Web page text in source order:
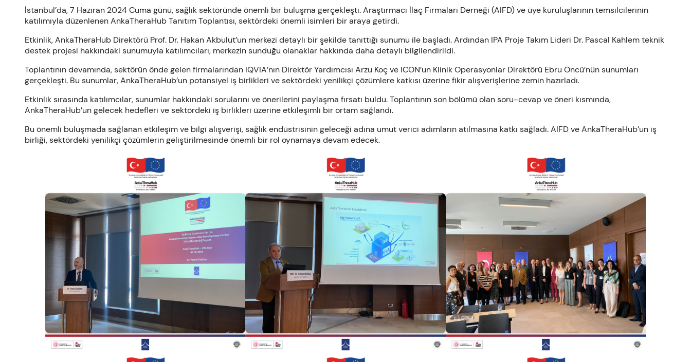
İstanbul’da, 7 Haziran 2024 Cuma günü, sağlık sektöründe önemli bir buluşma gerçekleşti. Araştırmacı İlaç Firmaları Derneği (AIFD) ve üye kuruluşlarının temsilcilerinin
katılımıyla düzenlenen AnkaTheraHub Tanıtım Toplantısı, sektördeki önemli isimleri bir araya getirdi.
Etkinlik, AnkaTheraHub Direktörü Prof. Dr. Hakan Akbulut’un merkezi detaylı bir şekilde tanıttığı sunumu ile başladı. Ardından IPA Proje Takım Lideri Dr. Pascal Kahlem teknik
destek projesi hakkındaki sunumuyla katılımcıları, merkezin sunduğu olanaklar hakkında daha detaylı bilgilendirildi.
Toplantının devamında, sektörün önde gelen firmalarından IQVIA’nın Direktör Yardımcısı Arzu Koç ve ICON’un Klinik Operasyonlar Direktörü Ebru Öncü’nün sunumları
gerçekleşti. Bu sunumlar, AnkaTheraHub’un potansiyel iş birlikleri ve sektördeki yenilikçi çözümlere katkısı üzerine fikir alışverişlerine zemin hazırladı.
Etkinlik sırasında katılımcılar, sunumlar hakkındaki sorularını ve önerilerini paylaşma fırsatı buldu. Toplantının son bölümü olan soru-cevap ve öneri kısmında,
AnkaTheraHub’un gelecek hedefleri ve sektördeki iş birlikleri üzerine etkileşimli bir ortam sağlandı.
Bu önemli buluşmada sağlanan etkileşim ve bilgi alışverişi, sağlık endüstrisinin geleceği adına umut verici adımların atılmasına katkı sağladı. AIFD ve AnkaTheraHub’un iş
birliği, sektördeki yenilikçi çözümlerin geliştirilmesinde önemli bir rol oynamaya devam edecek.